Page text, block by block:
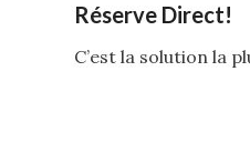
Réserve Direct!
C’est la solution la